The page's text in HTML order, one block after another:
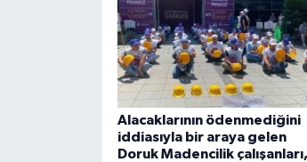
Alacaklarının ödenmediğini
iddiasıyla bir araya gelen
Doruk Madencilik çalışanları,